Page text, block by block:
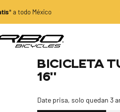
* a todo México
Bicicleta
16"
Date prisa, solo quedan 3